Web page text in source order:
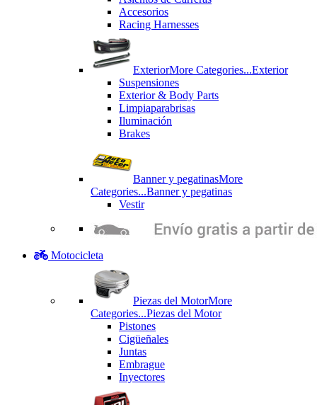
Accesorios
Racing Harnesses
ExteriorMore Categories...Exterior
Suspensiones
Exterior & Body Parts
Limpiaparabrisas
Iluminación
Brakes
Banner y pegatinasMore
Categories...Banner y pegatinas
Vestir
Motocicleta
Piezas del MotorMore
Categories...Piezas del Motor
Pistones
Cigüeñales
Juntas
Εmbrague
Inyectores